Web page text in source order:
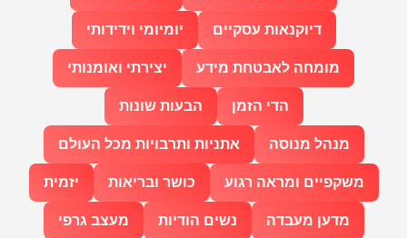
יומיומי וידידותי דיוקנאות עסקיים
יצירתי ואומנותי מומחה לאבטחת מידע
הבעות שונות הדי הזמן
אתניות ותרבויות מכל העולם מנהל מנוסה
יזמית כושר ובריאות משקפיים ומראה רגוע
מעצב גרפי נשים הודיות מדען מעבדה